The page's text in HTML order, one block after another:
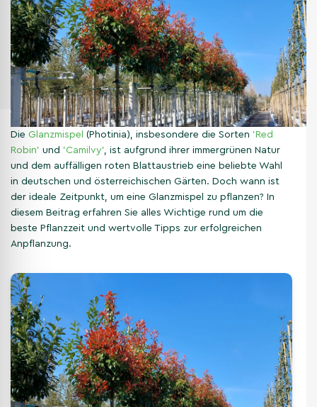
Die Glanzmispel (Photinia), insbesondere die Sorten 'Red
Robin' und 'Camilvy' , ist aufgrund ihrer immergrünen Natur
und dem auffälligen roten Blattaustrieb eine beliebte Wahl
in deutschen und österreichischen Gärten. Doch wann ist
der ideale Zeitpunkt, um eine Glanzmispel zu pflanzen? In
diesem Beitrag erfahren Sie alles Wichtige rund um die
beste Pflanzzeit und wertvolle Tipps zur erfolgreichen
Anpflanzung.